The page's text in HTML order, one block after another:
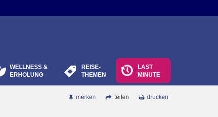
WELLNESS &
ERHOLUNG
REISE-
THEMEN
LAST
MINUTE
drucken
teilen
merken